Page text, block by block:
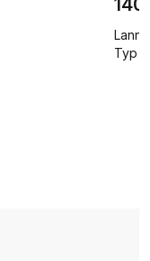
140
Typ